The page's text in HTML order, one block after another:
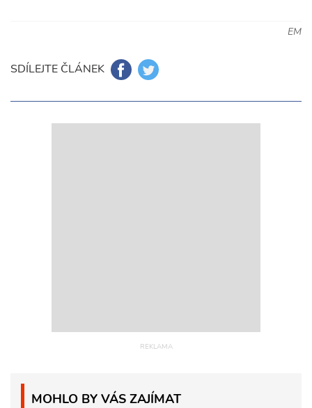
EM
SDÍLEJTE ČLÁNEK
MOHLO BY VÁS ZAJÍMAT